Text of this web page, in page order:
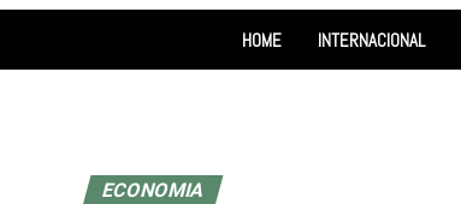
HOME INTERNACIONAL
ECONOMIA